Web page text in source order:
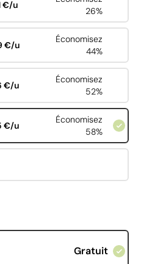
€/u
26%
€/u
Économisez
44%
€/u
Économisez
52%
€/u
Économisez
58%
Gratuit